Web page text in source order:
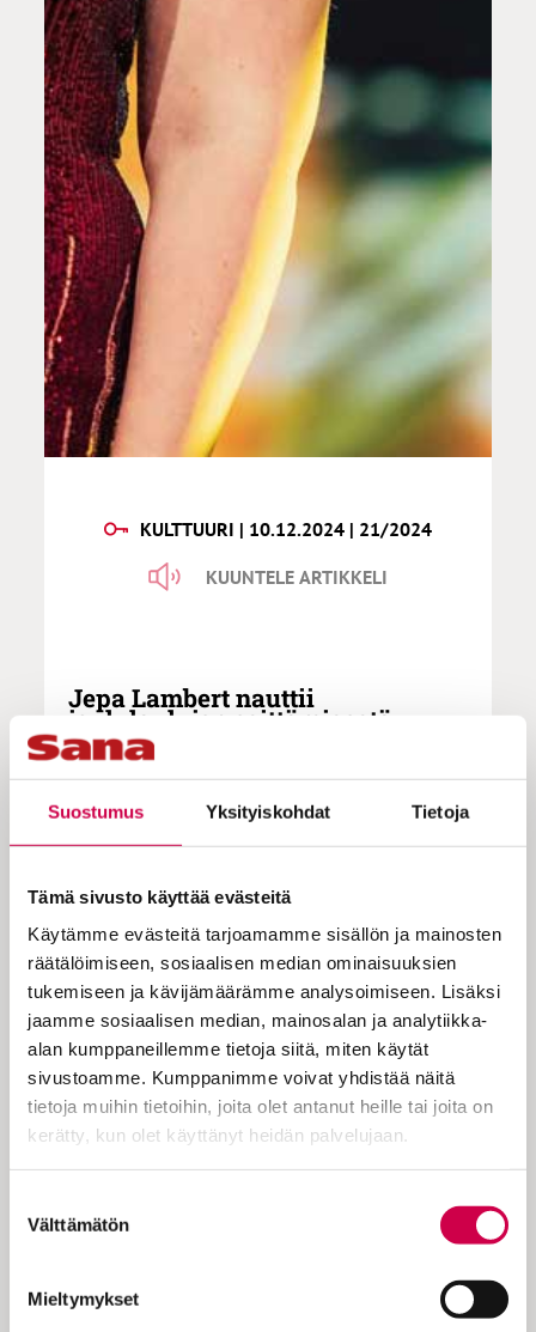
Suostumus Yksityiskohdat Tietoja
Tämä sivusto käyttää evästeitä
Käytämme evästeitä tarjoamamme sisällön ja mainosten
räätälöimiseen, sosiaalisen median ominaisuuksien
tukemiseen ja kävijämäärämme analysoimiseen. Lisäksi
jaamme sosiaalisen median, mainosalan ja analytiikka-
alan kumppaneillemme tietoja siitä, miten käytät
sivustoamme. Kumppanimme voivat yhdistää näitä
tietoja muihin tietoihin, joita olet antanut heille tai joita on
kerätty, kun olet käyttänyt heidän palvelujaan.
valinta
Välttämätön
Mieltymykset
KULTTUURI | 10.12.2024 | 21/2024
KUUNTELE ARTIKKELI
Jepa Lambert nauttii
joululaulujen esittämisestä:
”Tämä genre kiehtoo monia
niistäkin, joka eivät ole
kristittyjä”
Laulaja Jepa Lambertin mielestä
joululaulujen kautta on helppo
välittää uskon ydin, Jumalan rakkaus
ja se, että Jeesus tuli maailmaan.
Adventtina Jepa Lambert on tottunut
lapsesta lähtien veisaamaan Hoosiannaa ja
rauhoittumiseen. Suomea ahkerasti
koko joulukuun, melkein aattoon asti.